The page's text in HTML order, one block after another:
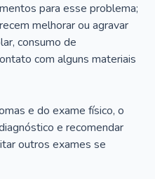
para esse problema;
melhorar ou agravar
consumo de
com alguns materiais
e do exame físico, o
e recomendar
outros exames se